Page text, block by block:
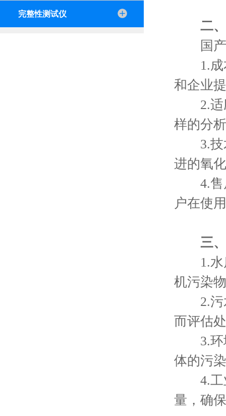
完整性测试仪
二
国产
1.成本
和企业
2.适应
样的分
3.技术
进的氧
4.售后
户在使
三
1.水质
机污染
2.污水
而评估
3.环境
体的污
4.工业
量，确